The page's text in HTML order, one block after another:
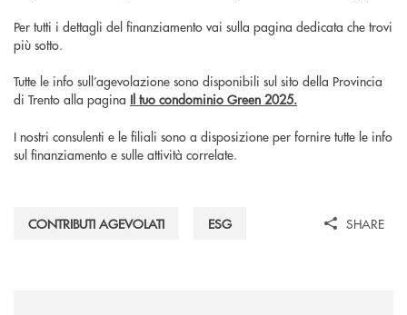
Per tutti i dettagli del finanziamento vai sulla pagina dedicata che trovi
più sotto.
Tutte le info sull’agevolazione sono disponibili sul sito della Provincia
di Trento alla pagina Il tuo condominio Green 2025.
I nostri consulenti e le filiali sono a disposizione per fornire tutte le info
sul finanziamento e sulle attività correlate.
CONTRIBUTI AGEVOLATI ESG SHARE